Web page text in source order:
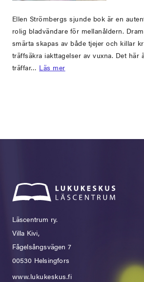
Ellen Strömbergs sjunde bok är en
rolig bladvändare för mellanåldern.
smärta skapas av både tjejer och killar
träffsäkra iakttagelser av vuxna. Det här
träffar… Läs mer
Läscentrum ry.
Villa Kivi,
Fågelsångsvägen 7
00530 Helsingfors
www.lukukeskus.fi